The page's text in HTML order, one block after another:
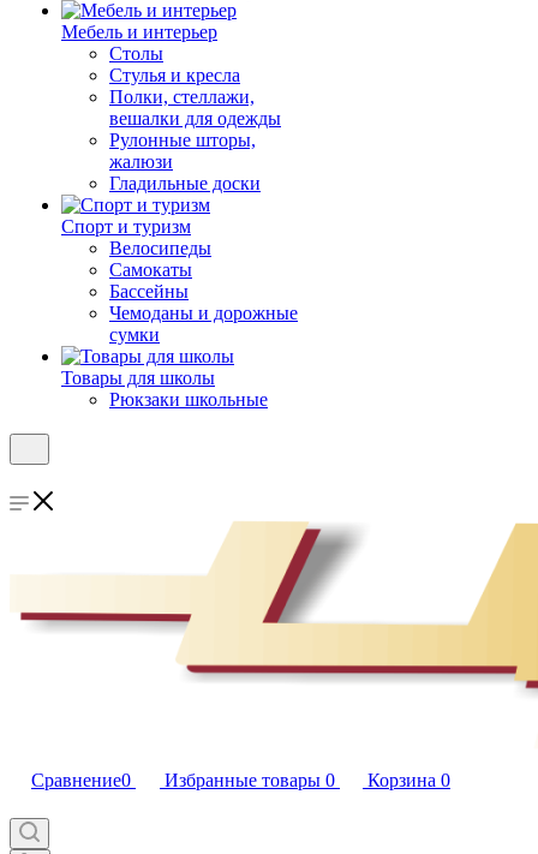
Мебель и интерьер
Столы
Стулья и кресла
Полки, стеллажи,
вешалки для одежды
Рулонные шторы,
жалюзи
Гладильные доски
Спорт и туризм
Велосипеды
Самокаты
Бассейны
Чемоданы и дорожные
сумки
Товары для школы
Рюкзаки школьные
Сравнение0 Избранные товары 0 Корзина 0